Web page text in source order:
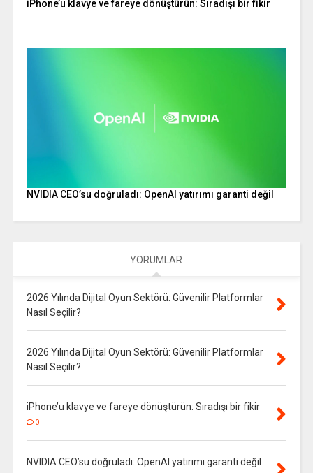
iPhone’u klavye ve fareye dönüştürün: Sıradışı bir fikir
NVIDIA CEO’su doğruladı: OpenAI yatırımı garanti değil
YORUMLAR
2026 Yılında Dijital Oyun Sektörü: Güvenilir Platformlar
Nasıl Seçilir?
2026 Yılında Dijital Oyun Sektörü: Güvenilir Platformlar
Nasıl Seçilir?
iPhone’u klavye ve fareye dönüştürün: Sıradışı bir fikir
0
NVIDIA CEO’su doğruladı: OpenAI yatırımı garanti değil